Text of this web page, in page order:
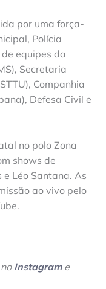
por uma força-
Polícia
equipes da
Secretaria
Companhia
Defesa Civil e
no polo Zona
shows de
e Léo Santana. As
ao vivo pelo
Instagrame